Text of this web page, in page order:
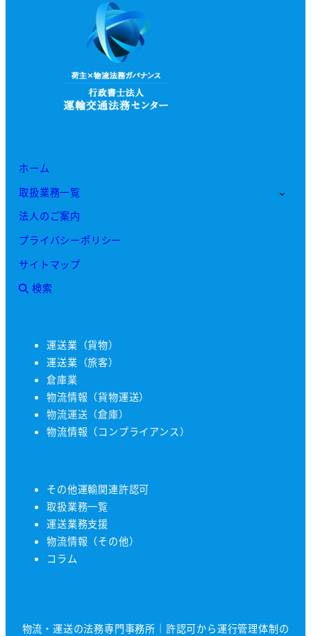
ホーム
取扱業務一覧
法人のご案内
プライバシーポリシー
サイトマップ
検索
運送業（貨物）
運送業（旅客）
倉庫業
物流情報（貨物運送）
物流運送（倉庫）
物流情報（コンプライアンス）
その他運輸関連許認可
取扱業務一覧
運送業務支援
物流情報（その他）
コラム
物流・運送の法務専門事務所｜許認可から運行管理体制の